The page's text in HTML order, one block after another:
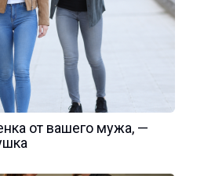
от вашего мужа, —